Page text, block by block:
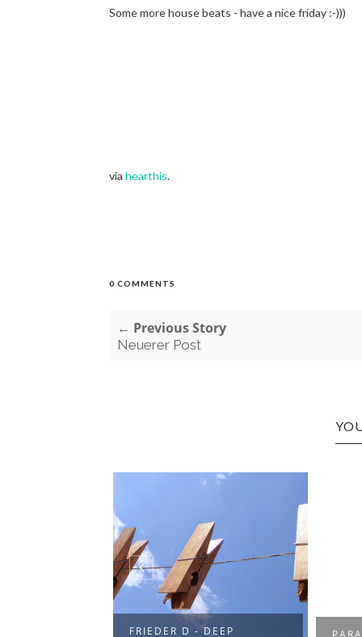
Some more house beats - have a nice friday :-)))
via hearthis.
0 COMMENTS
← Previous Story
Neuerer Post
FRIEDER D - DEEP